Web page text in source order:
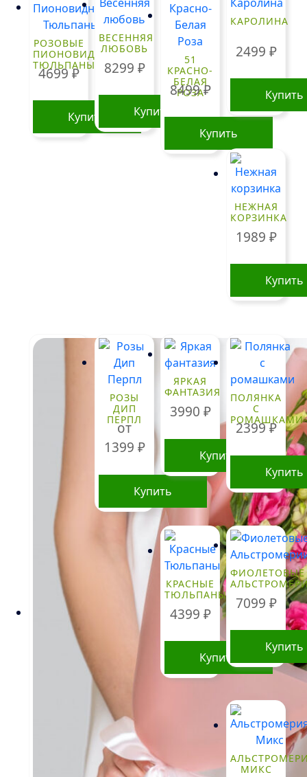
РОЗОВЫЕ
ПИОНОВИДНЫЕ
ТЮЛЬПАНЫ
4699₽
Купить
ВЕСЕННЯЯ
ЛЮБОВЬ
8299 ₽
Купить
51
КРАСНО-
БЕЛАЯ
РОЗА
8499₽
Купить
КАРОЛИНА
2499 ₽
Купить
НЕЖНАЯ
КОРЗИНКА
1989 ₽
Купить
РОЗЫ
ДИП
ПЕРПЛ
от
1399 ₽
Купить
Этот
товар
имеет
несколько
вариаций.
Опции
можно
выбрать
странице
товара.
ЯРКАЯ
ФАНТАЗИЯ
3990 ₽
Купить
ПОЛЯНКА
С
РОМАШКАМИ
2399₽
Купить
КРАСНЫЕ
ТЮЛЬПАНЫ
4399 ₽
Купить
ФИОЛЕТОВЫЕ
7099 ₽
Купить
МИКС